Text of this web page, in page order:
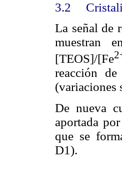
3.2
La señal de
muestran
[TEOS]/[Fe
reacción
(variaciones
De nueva
aportada
que se
D1).